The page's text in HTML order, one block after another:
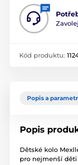
Kód produktu:
Popis a
Popis
Dětské kolo
pro nejmenší děti